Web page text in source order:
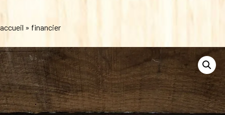
accueil » financier